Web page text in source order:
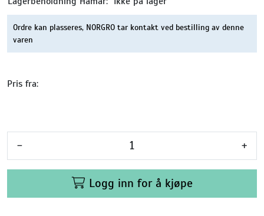
Ordre kan plasseres, NORGRO tar kontakt ved bestilling av denne
varen
Pris fra:
- +
Logg inn for å kjøpe